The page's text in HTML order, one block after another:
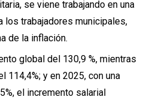
se viene trabajando en una
los trabajadores municipales,
de la inflación.
global del 130,9 %, mientras
114,4%; y en 2025, con una
el incremento salarial